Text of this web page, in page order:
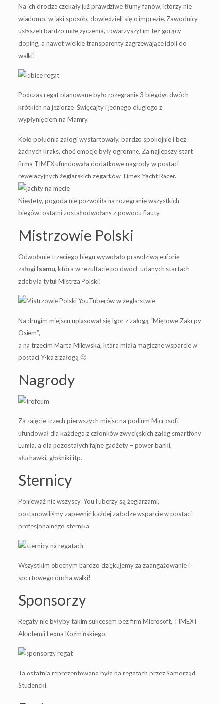
Na ich drodze czekały już prawdziwe tłumy fanów, którzy nie
wiadomo, w jaki sposób, dowiedzieli się o imprezie. Zawodnicy
usłyszeli bardzo miłe życzenia, towarzyszył im też gorący
doping, a nawet wielkie transparenty zagrzewające idoli do
walki!
Podczas regat planowane było rozegranie 3 biegów: dwóch
krótkich na jeziorze Święcajty i jednego długiego z
wypłynięciem na Mamry.
Koło południa załogi wystartowały, bardzo spokojnie i bez
żadnych kraks, choć emocje były ogromne. Za najlepszy start
firma TIMEX ufundowała dodatkowe nagrody w postaci
rewelacyjnych żeglarskich zegarków Timex Yacht Racer.
Niestety, pogoda nie pozwoliła na rozegranie wszystkich
biegów: ostatni został odwołany z powodu flauty.
Mistrzowie Polski
Odwołanie trzeciego biegu wywołało prawdziwą euforię
załogiIsamu, która w rezultacie po dwóch udanych startach
zdobyła tytuł Mistrza Polski!
Na drugim miejscu uplasował się Igor z załogą “Miętowe Zakupy
Osiem”,
a na trzecim Marta Milewska, która miała magiczne wsparcie w
postaci Y-ka z załogą 🙂
Nagrody
Za zajęcie trzech pierwszych miejsc na podium Microsoft
ufundował dla każdego z członków zwycięskich załóg smartfony
Lumia, a dla pozostałych fajne gadżety – power banki,
słuchawki, głośniki itp.
Sternicy
Ponieważ nie wszyscy YouTuberzy są żeglarzami,
postanowiliśmy zapewnić każdej załodze wsparcie w postaci
profesjonalnego sternika.
Wszystkim obecnym bardzo dziękujemy za zaangażowanie i
sportowego ducha walki!
Sponsorzy
Regaty nie byłyby takim sukcesem bez firm Microsoft, TIMEX i
Akademii Leona Koźmińskiego.
Ta ostatnia reprezentowana była na regatach przez Samorząd
Studencki.